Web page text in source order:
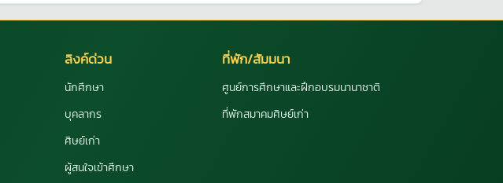
ลิงค์ด่วน
นักศึกษา
บุคลากร
ศิษย์เก่า
ผู้สนใจเข้าศึกษา
ที่พัก/สัมมนา
ศูนย์การศึกษาและฝึกอบรมนานาชาติ
ที่พักสมาคมศิษย์เก่า